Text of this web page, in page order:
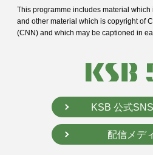
This programme includes material which
and other material which is copyright of
(CNN) and which may be captioned in
KSB 公式
配信メデ